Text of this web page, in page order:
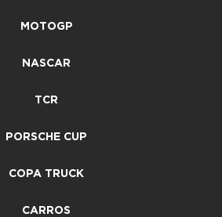
MOTOGP
NASCAR
TCR
PORSCHE CUP
COPA TRUCK
CARROS